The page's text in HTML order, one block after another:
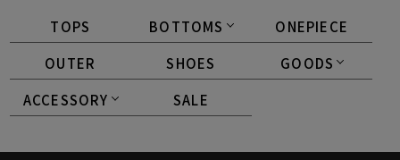
TOPS BOTTOMS
ONEPIECE
OUTER
SHOES
GOODS
ACCESSORY
SALE